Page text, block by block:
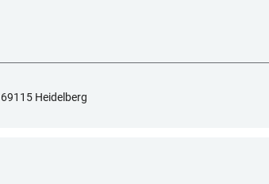
Heidelberg